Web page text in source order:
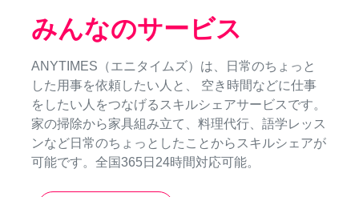
みんなのサービス
ANYTIMES（エニタイムズ）は、日常のちょっと
した用事を依頼したい人と、 空き時間などに仕事
をしたい人をつなげるスキルシェアサービスです。
家の掃除から家具組み立て、料理代行、語学レッス
ンなど日常のちょっとしたことからスキルシェアが
可能です。全国365日24時間対応可能。